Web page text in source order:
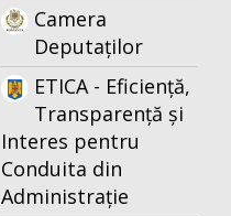
Camera
Deputaților
ETICA - Eficiență,
Transparență și
Interes pentru
Conduita din
Administrație